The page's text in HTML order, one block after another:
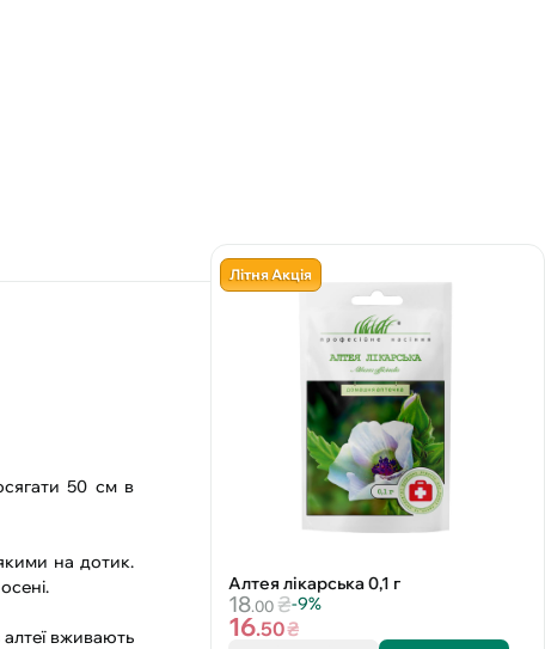
50 см в
на дотик.
вживають
Літня Акція
Алтея лікарська 0,1 г
18.00 ₴-9%
16.50₴